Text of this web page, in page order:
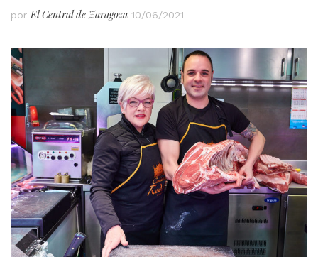
por El Central de Zaragoza 10/06/2021